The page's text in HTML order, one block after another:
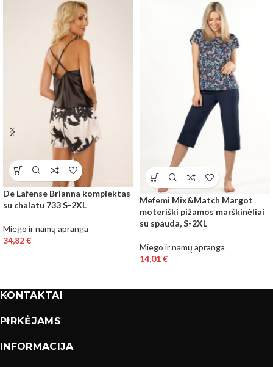
De Lafense Brianna komplektas
su chalatu 733 S-2XL
Miego ir namų apranga
34,82€
Mefemi Mix&Match Margot
moteriški pižamos marškinėliai
su spauda, S-2XL
Miego ir namų apranga
14,01€
KONTAKTAI
PIRKĖJAMS
INFORMACIJA